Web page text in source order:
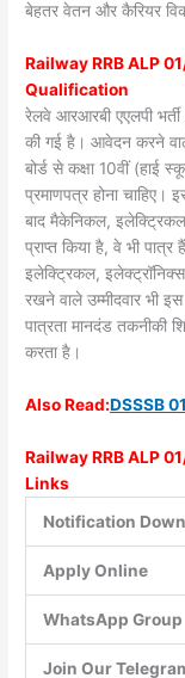
बेहतर वेतन और कैरियर
Railway RRB ALP
Qualification
रेलवे आरआरबी एएलपी
की गई है। आवेदन करने वाले
बोर्ड से कक्षा 10वीं (हाई
प्रमाणपत्र होना चाहिए।
बाद मैकेनिकल, इलेक्ट्रिकल,
प्राप्त किया है, वे भी पात्र
इलेक्ट्रिकल, इलेक्ट्रॉनिक्स
रखने वाले उम्मीदवार भी
पात्रता मानदंड तकनीकी
करता है।
AlsoRead:DSSSB
Railway RRB ALP
Links
Notification
Apply Online
WhatsApp Group
Join Our